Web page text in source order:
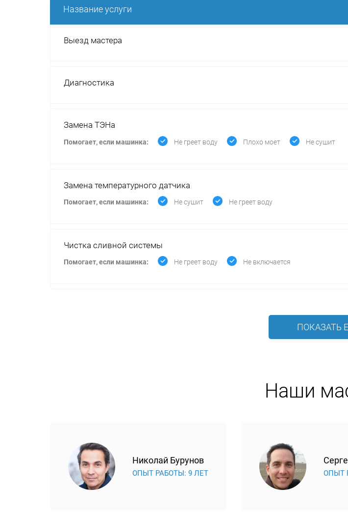
Название услуги
Выезд мастера
Диагностика
Замена ТЭНа
Помогает, если машинка: Не греет воду Плохо моет Не сушит
Замена температурного датчика
Помогает, если машинка: Не сушит Не греет воду
Чистка сливной системы
Помогает, если машинка: Не греет воду Не включается
ПОКАЗАТЬ
Наши
Николай Бурунов
ОПЫТ РАБОТЫ: 9 ЛЕТ ОПЫТ